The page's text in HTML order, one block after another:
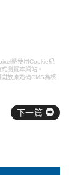
將使用Cookie紀
瀏覽本網站。
放原始碼CMS為核
下一篇